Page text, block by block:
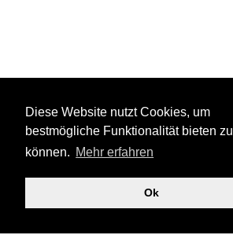
Diese Website nutzt Cookies, um
bestmögliche Funktionalität bieten zu
können. Mehr erfahren
Ok